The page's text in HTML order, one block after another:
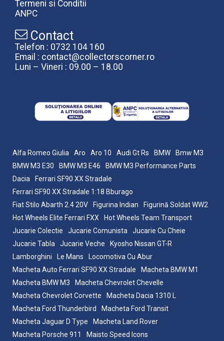
Termeni si Conditii
ANPC
Contact
Telefon : 0732 104 160
Email : contact@collectorscorner.ro
Luni – Vineri : 09.00 – 18.00
Alfa Romeo Giulia Aro Aro 10 Audi Gt Rs BMW
Bmw M3
BMW M3 E30
BMW M3 E46
BMW M3 Performance Parts
Dacia
Ferrari SF90 XX Stradale
Ferrari SF90 XX Stradale 1:18 Bburago
Fiat Stilo Abarth 2.4 20V
Figurina Indian
Figurină Soldat WW2
Hot Wheels Elite Ferrari FXX
Hot Wheels Team Transport
Jucarie Colectie
Jucarie Comunista
Jucarie Cu Cheie
Jucarie Tabla
Jucarie Veche
Kyosho Nissan GT-R
Lamborghini
Le Mans
Locomotiva Cu Abur
Macheta Auto Ferrari SF90 XX Stradale
Macheta BMW M1
Macheta BMW M3
Macheta Chevrolet Chevelle
Macheta Chevrolet Corvette
Macheta Dacia 1310 L
Macheta Ford Thunderbird
Macheta Ford Transit
Macheta Jaguar D Type
Macheta Land Rover
Macheta Porsche 911
Maisto Speed Icons